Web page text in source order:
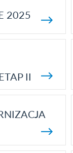
2025
II